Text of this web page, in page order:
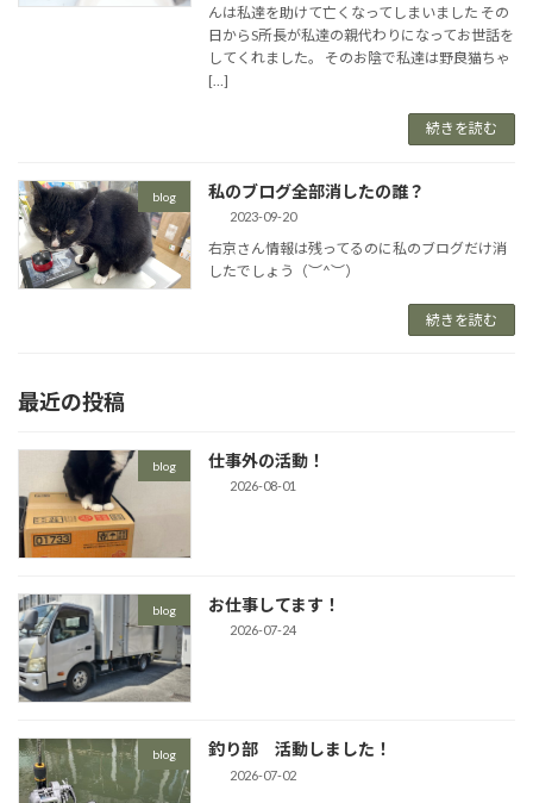
んは私達を助けて亡くなってしまいました その
日からS所長が私達の親代わりになってお世話を
してくれました。 そのお陰で私達は野良猫ちゃ
[…]
続きを読む
blog 私のブログ全部消したの誰？
2023-09-20
右京さん情報は残ってるのに私のブログだけ消
したでしょう（︶^︶）
続きを読む
最近の投稿
blog 仕事外の活動！
2026-08-01
blog お仕事してます！
2026-07-24
blog 釣り部 活動しました！
2026-07-02